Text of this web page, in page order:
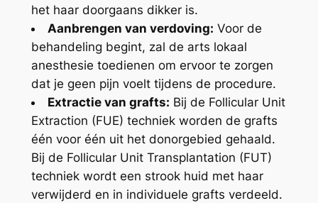
het haar doorgaans dikker is.
Aanbrengen van verdoving: Voor de
behandeling begint, zal de arts lokaal
anesthesie toedienen om ervoor te zorgen
dat je geen pijn voelt tijdens de procedure.
Extractie van grafts: Bij de Follicular Unit
Extraction (FUE) techniek worden de grafts
één voor één uit het donorgebied gehaald.
Bij de Follicular Unit Transplantation (FUT)
techniek wordt een strook huid met haar
verwijderd en in individuele grafts verdeeld.